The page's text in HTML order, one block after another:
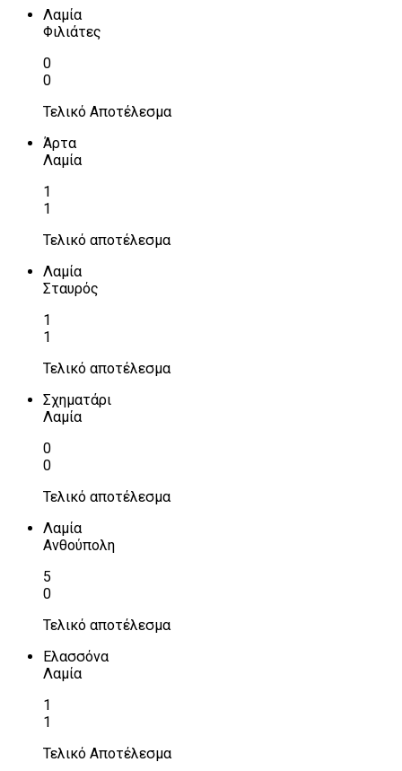
Λαμία
Φιλιάτες
0
0
Τελικό Αποτέλεσμα
Άρτα
Λαμία
1
1
Τελικό αποτέλεσμα
Λαμία
Σταυρός
1
1
Τελικό αποτέλεσμα
Σχηματάρι
Λαμία
0
0
Τελικό αποτέλεσμα
Λαμία
Ανθούπολη
5
0
Τελικό αποτέλεσμα
Ελασσόνα
Λαμία
1
1
Τελικό Αποτέλεσμα